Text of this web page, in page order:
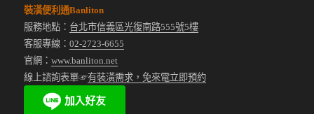
裝潢便利通Banliton
服務地點： 台北市信義區光復南路555號5樓
客服專線：02-2723-6655
官網：www.banliton.net
線上諮詢表單☞有裝潢需求，免來電立即預約